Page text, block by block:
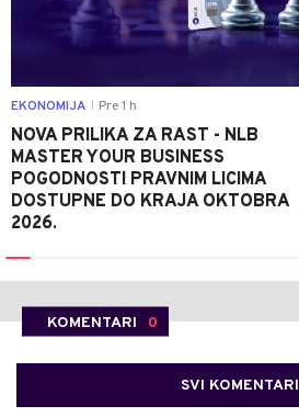
EKONOMIJA Pre 1 h
NOVA PRILIKA ZA RAST - NLB
MASTER YOUR BUSINESS
POGODNOSTI PRAVNIM LICIMA
DOSTUPNE DO KRAJA OKTOBRA
2026.
KOMENTARI 0
SVI KOMENTARI